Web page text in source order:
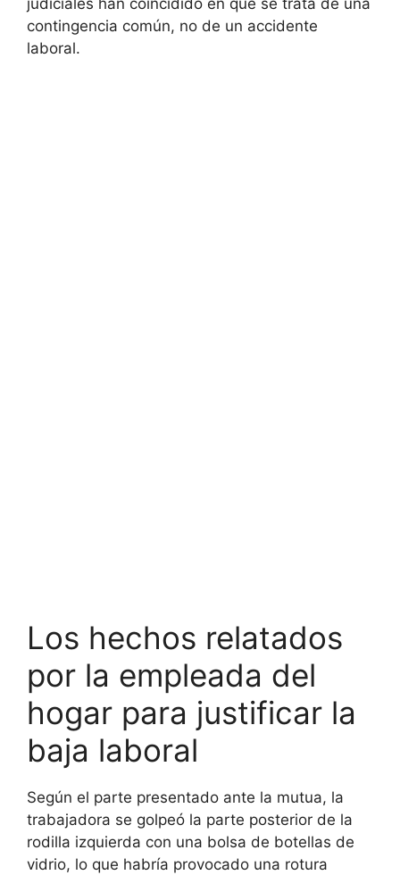
judiciales han coincidido en que se trata de una
contingencia común, no de un accidente
laboral.
Los hechos relatados
por la empleada del
hogar para justificar la
baja laboral
Según el parte presentado ante la mutua, la
trabajadora se golpeó la parte posterior de la
rodilla izquierda con una bolsa de botellas de
vidrio, lo que habría provocado una rotura